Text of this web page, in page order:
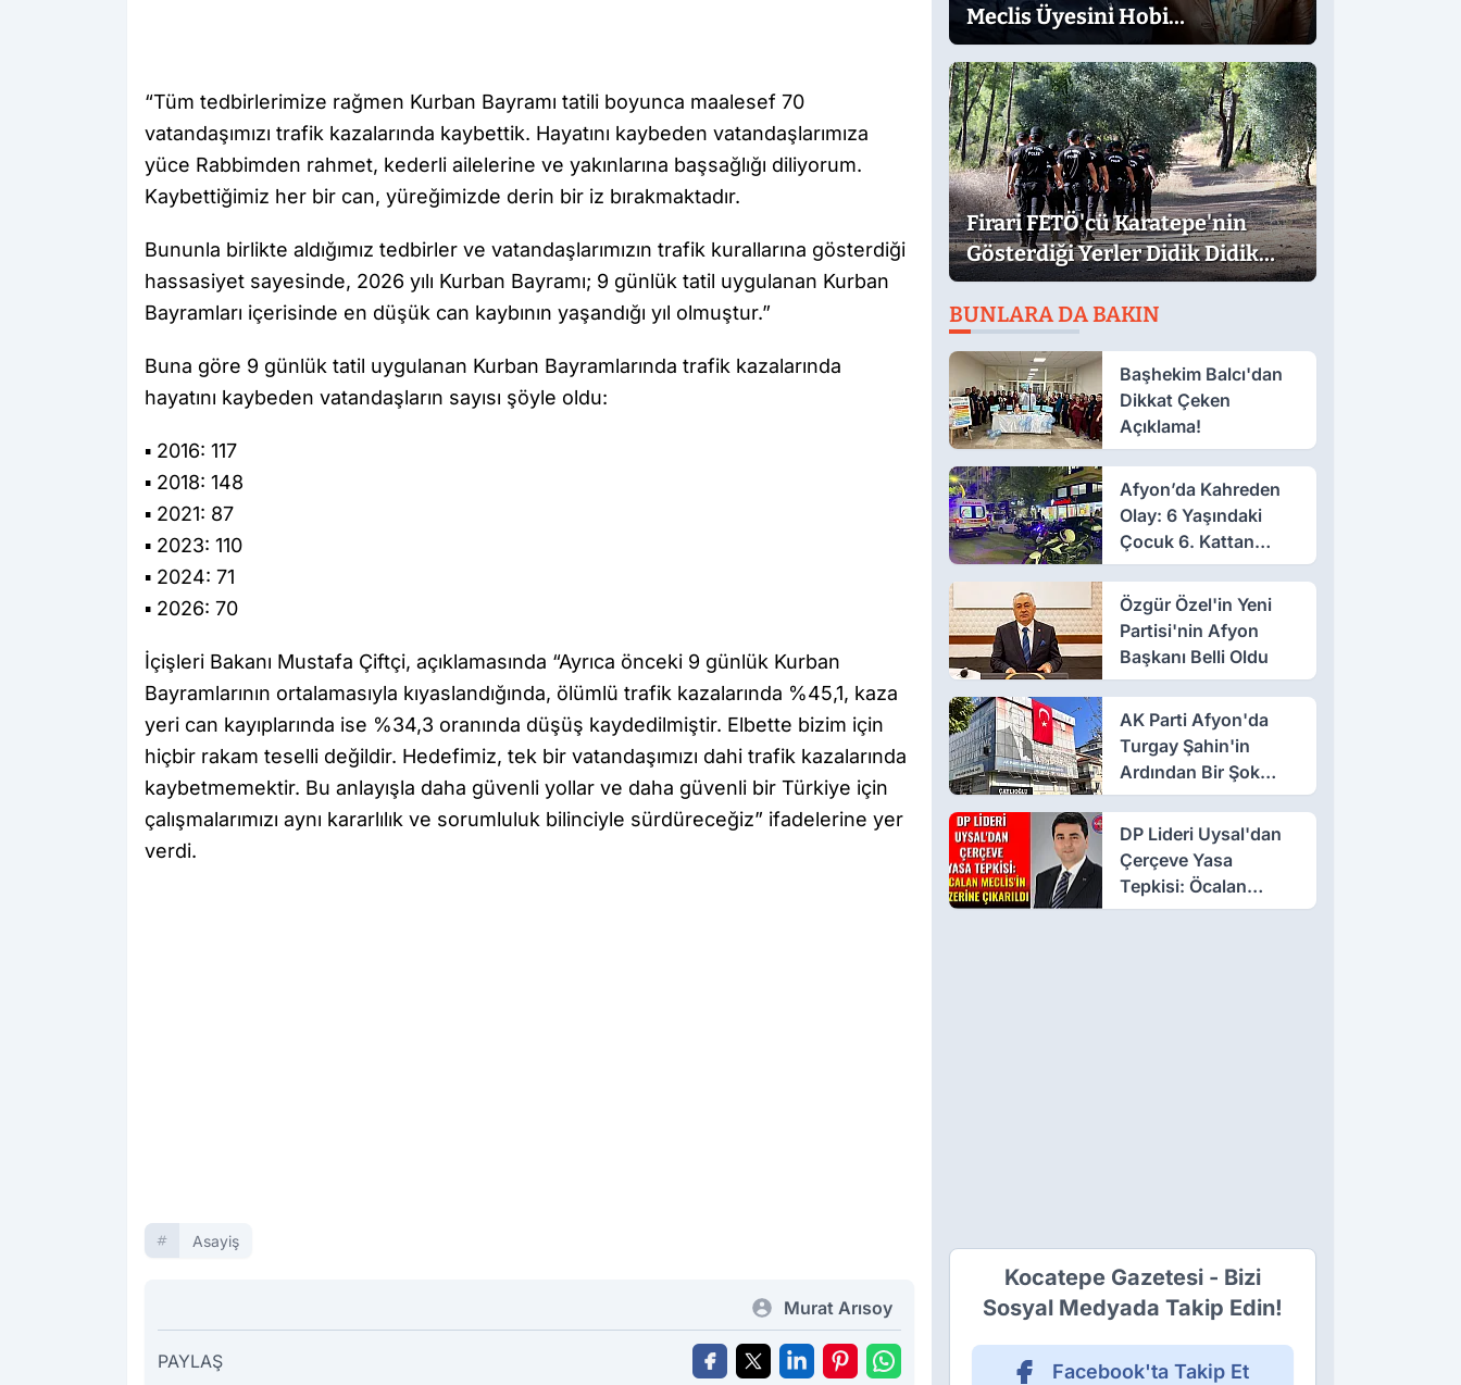
“Tüm tedbirlerimize rağmen Kurban Bayramı tatili boyunca maalesef 70
vatandaşımızı trafik kazalarında kaybettik. Hayatını kaybeden vatandaşlarımıza
yüce Rabbimden rahmet, kederli ailelerine ve yakınlarına başsağlığı diliyorum.
Kaybettiğimiz her bir can, yüreğimizde derin bir iz bırakmaktadır.
Bununla birlikte aldığımız tedbirler ve vatandaşlarımızın trafik kurallarına gösterdiği
hassasiyet sayesinde, 2026 yılı Kurban Bayramı; 9 günlük tatil uygulanan Kurban
Bayramları içerisinde en düşük can kaybının yaşandığı yıl olmuştur.”
Buna göre 9 günlük tatil uygulanan Kurban Bayramlarında trafik kazalarında
hayatını kaybeden vatandaşların sayısı şöyle oldu:
▪️ 2016: 117
▪️ 2018: 148
▪️ 2021: 87
▪️ 2023: 110
▪️ 2024: 71
▪️ 2026: 70
İçişleri Bakanı Mustafa Çiftçi, açıklamasında “Ayrıca önceki 9 günlük Kurban
Bayramlarının ortalamasıyla kıyaslandığında, ölümlü trafik kazalarında %45,1, kaza
yeri can kayıplarında ise %34,3 oranında düşüş kaydedilmiştir. Elbette bizim için
hiçbir rakam teselli değildir. Hedefimiz, tek bir vatandaşımızı dahi trafik kazalarında
kaybetmemektir. Bu anlayışla daha güvenli yollar ve daha güvenli bir Türkiye için
çalışmalarımızı aynı kararlılık ve sorumluluk bilinciyle sürdüreceğiz” ifadelerine yer
verdi.
Asayiş
Murat Arısoy
PAYLAŞ
Meclis Üyesini Hobi
Bahçesinden Attırdı
Firari FETÖ'cü Karatepe'nin
Gösterdiği Yerler Didik Didik
Aranıyor
BUNLARA DA BAKIN
Başhekim Balcı'dan
Dikkat Çeken
Açıklama!
Afyon’da Kahreden
Olay: 6 Yaşındaki
Çocuk 6. Kattan
Düştü
Özgür Özel'in Yeni
Partisi'nin Afyon
Başkanı Belli Oldu
AK Parti Afyon'da
Turgay Şahin'in
Ardından Bir Şok
Daha!
DP Lideri Uysal'dan
Çerçeve Yasa
Tepkisi: Öcalan
Meclis'in Üzerine
Kocatepe Gazetesi - Bizi
Sosyal Medyada Takip Edin!
Facebook'ta Takip Et